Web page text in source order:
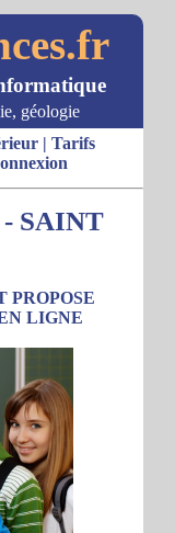
géologie
| Tarifs
SAINT
PROPOSE
LIGNE